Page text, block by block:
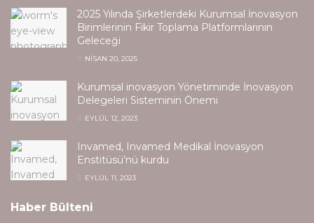
2025 Yılında Şirketlerdeki Kurumsal İnovasyon
Birimlerinin Fikir Toplama Platformlarının
Geleceği
NISAN 20, 2025
Kurumsal inovasyon Yönetiminde İnovasyon
Delegeleri Sisteminin Önemi
EYLÜL 12, 2023
Invamed, Invamed Medikal İnovasyon
Enstitüsü’nü kurdu
EYLÜL 11, 2023
Haber Bülteni